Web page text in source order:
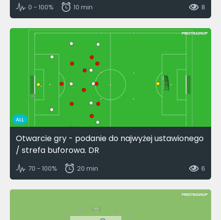
0 - 100% 10 min 8
ALL
Otwarcie gry - podanie do najwyżej ustawionego
/ strefa buforowa. DR
70 - 100% 20 min 6